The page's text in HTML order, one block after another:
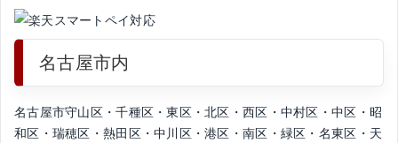
名古屋市内
名古屋市守山区・千種区・東区・北区・西区・中村区・中区・昭
和区・瑞穂区・熱田区・中川区・港区・南区・緑区・名東区・天